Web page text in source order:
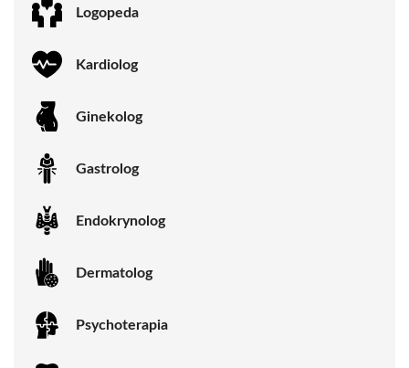
Logopeda
Kardiolog
Ginekolog
Gastrolog
Endokrynolog
Dermatolog
Psychoterapia